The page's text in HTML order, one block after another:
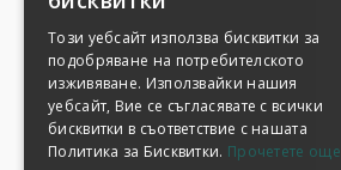
Този уебсайт използва бисквитки за
подобряване на потребителското
изживяване. Използвайки нашия
уебсайт, Вие се съгласявате с всички
бисквитки в съответствие с нашата
Политика за Бисквитки. Прочетете още